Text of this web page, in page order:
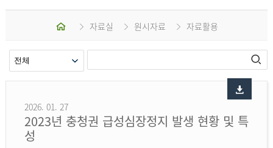
홈 자료실 원시자료 자료활용
2026. 01. 27
2023년 충청권 급성심장정지 발생 현황 및 특
성